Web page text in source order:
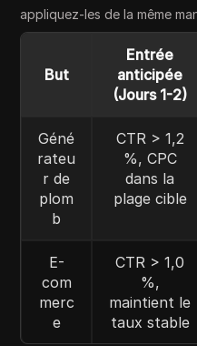
appliquez-les de la même
But
Entrée
anticipée
(Jours 1-2)
Géné
rateu
r de
plom
b
CTR > 1,2
%, CPC
dans la
plage cible
E-
com
merc
e
CTR > 1,0
%,
maintient le
taux stable